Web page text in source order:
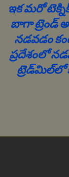
ఇక మరో
బాగా ట్రెండ్
నడవడం
ప్రదేశంలో
ట్రెడ్‌మిల్‌లో